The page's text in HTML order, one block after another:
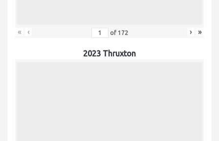
« ‹ of 172 › »
2023 Thruxton